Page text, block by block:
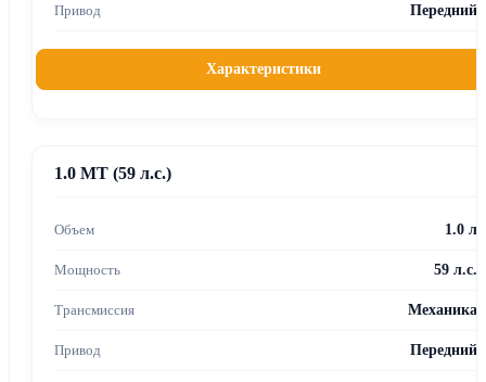
Передний
Характеристики
1.0 MT (59 л.с.)
1.0 л
59 л.с.
Механика
Передний